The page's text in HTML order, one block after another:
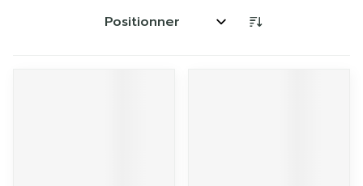
Trier par: